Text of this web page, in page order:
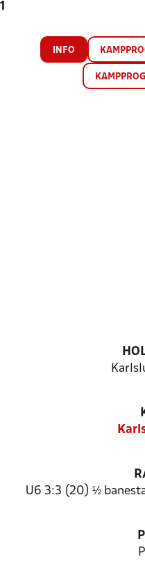
1
INFO
U6 3:3 (20) ½